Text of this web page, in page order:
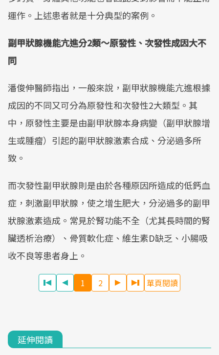
運作。上述患者就是十分典型的案例。
副甲狀腺機能亢進分2類～原發性、次發性成因大不
同
潘俊伸醫師指出，一般來說，副甲狀腺機能亢進根據
成因的不同又可分為原發性和次發性2大類型。其
中，原發性主要是由副甲狀腺本身病變（副甲狀腺增
生或腫瘤）引起的副甲狀腺激素合成、分泌過多所
致。
而次發性副甲狀腺則是由於各種原因所造成的低鈣血
症，刺激副甲狀腺，使之增生肥大，分泌過多的副甲
狀腺激素造成。常見於腎功能不全（尤其長時間的腎
臟透析治療）、骨質軟化症、維生素D缺乏、小腸吸
收不良等患者身上。
1 2 單頁閱讀
延伸閱讀